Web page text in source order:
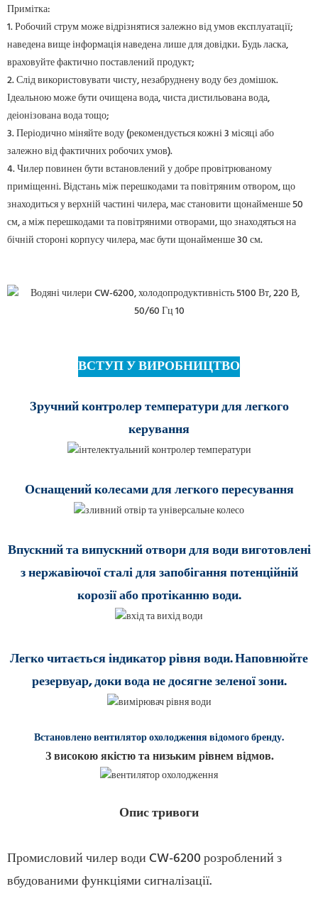
Примітка:
1. Робочий струм може відрізнятися залежно від умов експлуатації;
наведена вище інформація наведена лише для довідки. Будь ласка,
враховуйте фактично поставлений продукт;
2. Слід використовувати чисту, незабруднену воду без домішок.
Ідеальною може бути очищена вода, чиста дистильована вода,
деіонізована вода тощо;
3. Періодично міняйте воду (рекомендується кожні 3 місяці або
залежно від фактичних робочих умов).
4. Чилер повинен бути встановлений у добре провітрюваному
приміщенні. Відстань між перешкодами та повітряним отвором, що
знаходиться у верхній частині чилера, має становити щонайменше 50
см, а між перешкодами та повітряними отворами, що знаходяться на
бічній стороні корпусу чилера, має бути щонайменше 30 см.
ВСТУП У ВИРОБНИЦТВО
Зручний контролер температури для легкого
керування
Оснащений колесами для легкого пересування
Впускний та випускний отвори для води виготовлені
з нержавіючої сталі для запобігання потенційній
корозії або протіканню води.
Легко читається індикатор рівня води. Наповнюйте
резервуар, доки вода не досягне зеленої зони.
Встановлено вентилятор охолодження відомого бренду.
З високою якістю та низьким рівнем відмов.
Опис тривоги
Промисловий чилер води CW-6200 розроблений з
вбудованими функціями сигналізації.